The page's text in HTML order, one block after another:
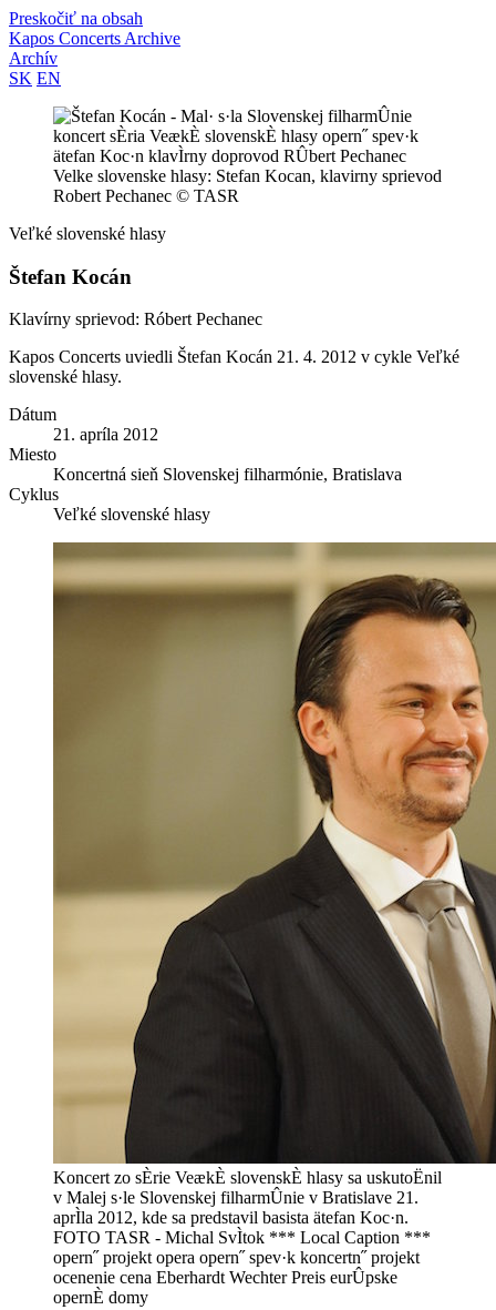
Preskočiť na obsah
Kapos Concerts Archive
Archív
SK EN
Velke slovenske hlasy: Stefan Kocan, klavirny sprievod
Robert Pechanec © TASR
Veľké slovenské hlasy
Štefan Kocán
Klavírny sprievod: Róbert Pechanec
Kapos Concerts uviedli Štefan Kocán 21. 4. 2012 v cykle Veľké
slovenské hlasy.
Dátum
21. apríla 2012
Miesto
Koncertná sieň Slovenskej filharmónie, Bratislava
Cyklus
Veľké slovenské hlasy
Koncert zo sÈrie VeækÈ slovenskÈ hlasy sa uskutoËnil
v Malej s·le Slovenskej filharmÛnie v Bratislave 21.
aprÌla 2012, kde sa predstavil basista ätefan Koc·n.
FOTO TASR - Michal SvÌtok *** Local Caption ***
opern˝ projekt opera opern˝ spev·k koncertn˝ projekt
ocenenie cena Eberhardt Wechter Preis eurÛpske
opernÈ domy